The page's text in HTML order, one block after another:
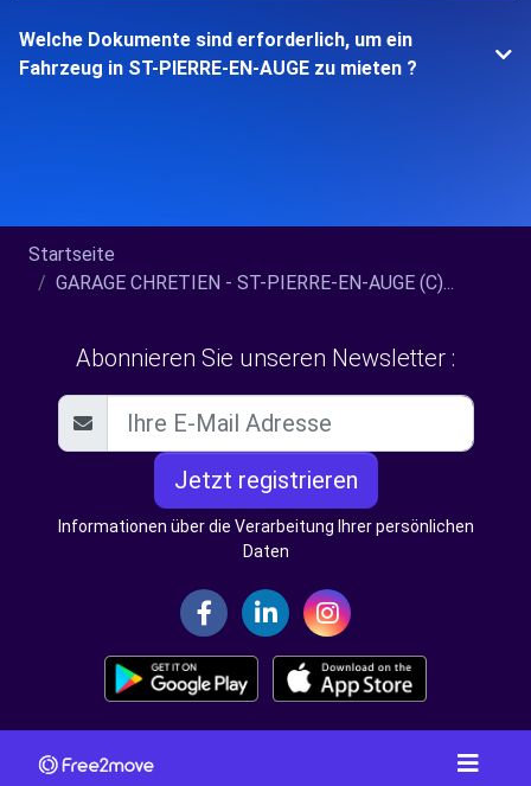
Welche Dokumente sind erforderlich, um ein
Fahrzeug in ST-PIERRE-EN-AUGE zu mieten ?
Startseite
GARAGE CHRETIEN - ST-PIERRE-EN-AUGE (C)...
Abonnieren Sie unseren Newsletter :
Jetzt registrieren
Informationen über die Verarbeitung Ihrer persönlichen
Daten